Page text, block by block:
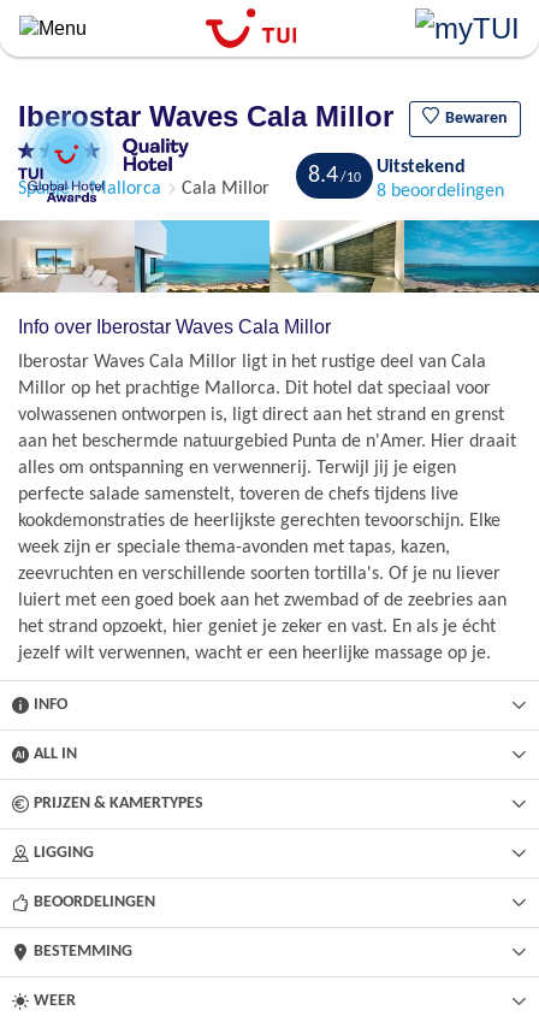
Overslaan
algemene
inhoud
gaan
Iberostar Waves Cala Millor Bewaren
Spanje Mallorca Cala Millor
8.4
Uitstekend
8 beoordelingen
Info over Iberostar Waves Cala Millor
Iberostar Waves Cala Millor ligt in het rustige deel van Cala
Millor op het prachtige Mallorca. Dit hotel dat speciaal voor
volwassenen ontworpen is, ligt direct aan het strand en grenst
aan het beschermde natuurgebied Punta de n'Amer. Hier draait
alles om ontspanning en verwennerij. Terwijl jij je eigen
perfecte salade samenstelt, toveren de chefs tijdens live
kookdemonstraties de heerlijkste gerechten tevoorschijn. Elke
week zijn er speciale thema-avonden met tapas, kazen,
zeevruchten en verschillende soorten tortilla's. Of je nu liever
luiert met een goed boek aan het zwembad of de zeebries aan
het strand opzoekt, hier geniet je zeker en vast. En als je écht
jezelf wilt verwennen, wacht er een heerlijke massage op je.
INFO
ALL IN
PRIJZEN & KAMERTYPES
LIGGING
BEOORDELINGEN
BESTEMMING
WEER